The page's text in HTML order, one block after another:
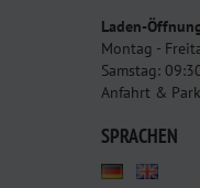
Laden-
Montag -
Samstag:
Anfahrt &
SPRACHEN